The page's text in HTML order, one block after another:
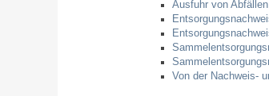
Ausfuhr von
Von der Nachweis-